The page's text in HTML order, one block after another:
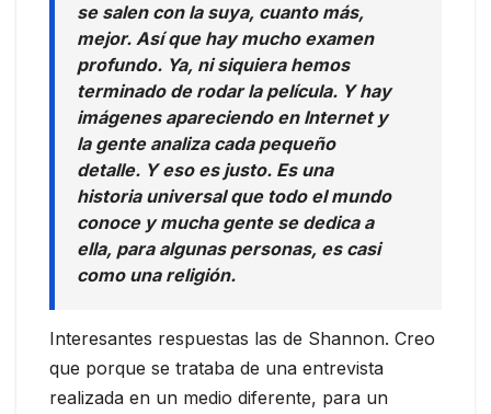
se salen con la suya, cuanto más,
mejor. Así que hay mucho examen
profundo. Ya, ni siquiera hemos
terminado de rodar la película. Y hay
imágenes apareciendo en Internet y
la gente analiza cada pequeño
detalle. Y eso es justo. Es una
historia universal que todo el mundo
conoce y mucha gente se dedica a
ella, para algunas personas, es casi
como una religión.
Interesantes respuestas las de Shannon. Creo
que porque se trataba de una entrevista
realizada en un medio diferente, para un